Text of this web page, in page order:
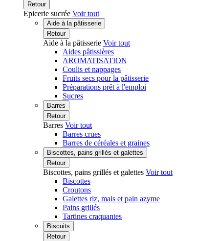
Retour
Epicerie sucrée Voir tout
Aide à la pâtisserie
Retour
Aide à la pâtisserie Voir tout
Aides pâtissières
AROMATISATION
Coulis et nappages
Fruits secs pour la pâtisserie
Préparations prêt à l'emploi
Sucres
Barres
Retour
Barres Voir tout
Barres crues
Barres de céréales et graines
Biscottes, pains grillés et galettes
Retour
Biscottes, pains grillés et galettes Voir tout
Biscottes
Croutons
Galettes riz, mais et pain azyme
Pains grillés
Tartines craquantes
Biscuits
Retour